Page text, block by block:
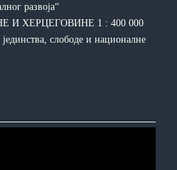
развоја“
И ХEРЦEГOВИНE 1 : 400 000
слободе и националне